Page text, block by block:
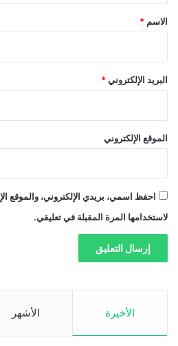
*
الاسم *
البريد الإلكتروني *
الموقع الإلكتروني
احفظ اسمي، بريدي الإلكتروني، والموقع
لاستخدامها المرة المقبلة في تعليقي.
الأخيرة الأشهر